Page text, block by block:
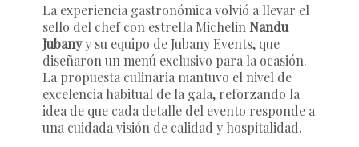
La experiencia gastronómica volvió a llevar el
sello del chef con estrella Michelin Nandu
Jubanyy su equipo de Jubany Events, que
diseñaron un menú exclusivo para la ocasión.
La propuesta culinaria mantuvo el nivel de
excelencia habitual de la gala, reforzando la
idea de que cada detalle del evento responde a
una cuidada visión de calidad y hospitalidad.